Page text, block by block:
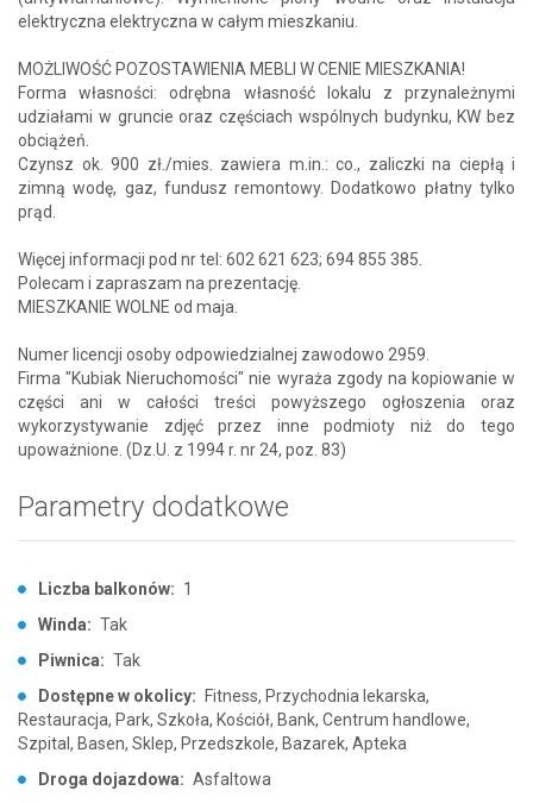
elektryczna elektryczna w całym mieszkaniu.
MOŻLIWOŚĆ POZOSTAWIENIA MEBLI W CENIE MIESZKANIA!
Forma własności: odrębna własność lokalu z przynależnymi
udziałami w gruncie oraz częściach wspólnych budynku, KW bez
obciążeń.
Czynsz ok. 900 zł./mies. zawiera m.in.: co., zaliczki na ciepłą i
zimną wodę, gaz, fundusz remontowy. Dodatkowo płatny tylko
prąd.
Więcej informacji pod nr tel: 602 621 623; 694 855 385.
Polecam i zapraszam na prezentację.
MIESZKANIE WOLNE od maja.
Numer licencji osoby odpowiedzialnej zawodowo 2959.
Firma "Kubiak Nieruchomości" nie wyraża zgody na kopiowanie w
części ani w całości treści powyższego ogłoszenia oraz
wykorzystywanie zdjęć przez inne podmioty niż do tego
upoważnione. (Dz.U. z 1994 r. nr 24, poz. 83)
Parametry dodatkowe
Liczba balkonów: 1
Winda: Tak
Piwnica: Tak
Dostępne w okolicy: Fitness, Przychodnia lekarska,
Restauracja, Park, Szkoła, Kościół, Bank, Centrum handlowe,
Szpital, Basen, Sklep, Przedszkole, Bazarek, Apteka
Droga dojazdowa: Asfaltowa